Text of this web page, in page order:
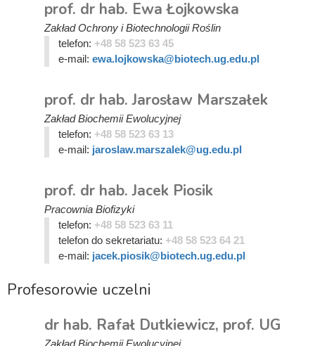
prof. dr hab. Ewa Łojkowska
Zakład Ochrony i Biotechnologii Roślin
telefon: +48 58 523 63 45
e-mail: ewa.lojkowska@biotech.ug.edu.pl
prof. dr hab. Jarosław Marszałek
Zakład Biochemii Ewolucyjnej
telefon: +48 58 523 63 13
e-mail: jaroslaw.marszalek@ug.edu.pl
prof. dr hab. Jacek Piosik
Pracownia Biofizyki
telefon: +48 58 523 63 11
telefon do sekretariatu: +48 58 523 64 21
e-mail: jacek.piosik@biotech.ug.edu.pl
Profesorowie uczelni
dr hab. Rafał Dutkiewicz, prof. UG
Zakład Biochemii Ewolucyjnej